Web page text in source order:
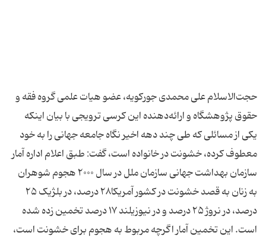
حجت‌الاسلام علی محمدی جورکویه، عضو هیات علمی گروه فقه و
حقوق پژوهشگاه و ارائه‌دهنده این کرسی ترویجی با بیان اینکه
یکی از مسائلی که طی چند دهه اخیر نگاه جامعه جهانی را به خود
معطوف کرده، خشونت در خانواده است، گفت: طبق اعلام اداره آمار
سازمان بهداشت جهانی سازمان ملل در سال ۲۰۰۰ هجوم شوهران
به زنان به قصد خشونت در کشور آمریکا۲۸ درصد، در بلژیک ۲۵
درصد، در نروژ ۲۵ درصد و در نیوزیلند ۱۷ درصد تخمین زده شده
است. این تخمین آمار اگرچه مربوط به هجوم برای خشونت است،